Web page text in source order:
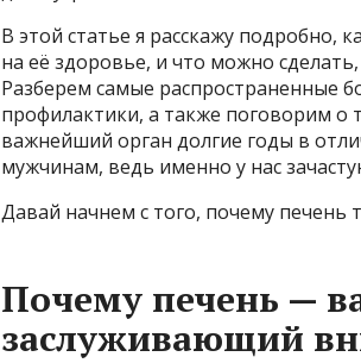
В этой статье я расскажу подробно,
на её здоровье, и что можно
Разберем самые распространенные
профилактики, а также поговорим о
важнейший орган долгие годы в
мужчинам, ведь именно у нас
Давай начнем с того, почему печень
Почему печень —
заслуживающий